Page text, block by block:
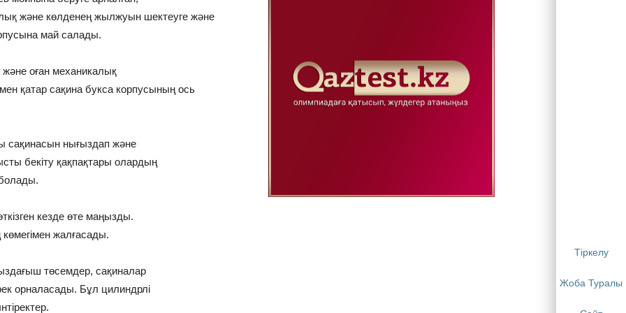
Тіркелу
Жоба Туралы
және көлденең жылжуын шектеуге және
май салады.
оған механикалық
қатар сақина букса корпусының ось
сақинасын нығыздап және
бекіту қақпақтары олардың
болады.
кезде өте маңызды.
жалғасады.
төсемдер, сақиналар
орналасады. Бұл цилиндрлі